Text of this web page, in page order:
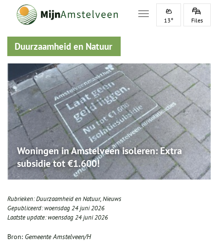
Toggle navigation
13° Files
Duurzaamheid en Natuur
Woningen in Amstelveen isoleren: Extra
subsidie tot €1.600!
Rubrieken:Duurzaamheid en Natuur,Nieuws
Gepubliceerd:woensdag 24 juni 2026
Laatste update:woensdag 24 juni 2026
Bron: Gemeente Amstelveen/H